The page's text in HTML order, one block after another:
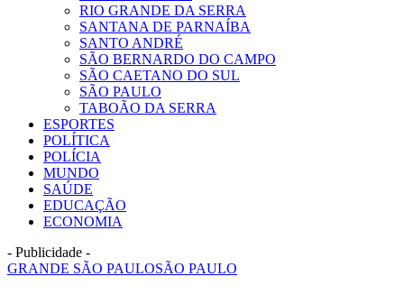
RIO GRANDE DA SERRA
SANTANA DE PARNAÍBA
SANTO ANDRÉ
SÃO BERNARDO DO CAMPO
SÃO CAETANO DO SUL
SÃO PAULO
TABOÃO DA SERRA
ESPORTES
POLÍTICA
POLÍCIA
MUNDO
SAÚDE
EDUCAÇÃO
ECONOMIA
- Publicidade -
GRANDE SÃO PAULOSÃO PAULO